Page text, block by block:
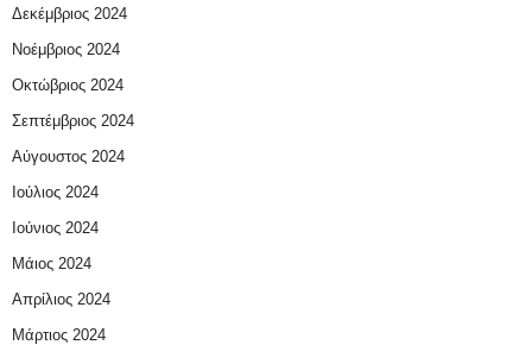
Δεκέμβριος 2024
Νοέμβριος 2024
Οκτώβριος 2024
Σεπτέμβριος 2024
Αύγουστος 2024
Ιούλιος 2024
Ιούνιος 2024
Μάιος 2024
Απρίλιος 2024
Μάρτιος 2024